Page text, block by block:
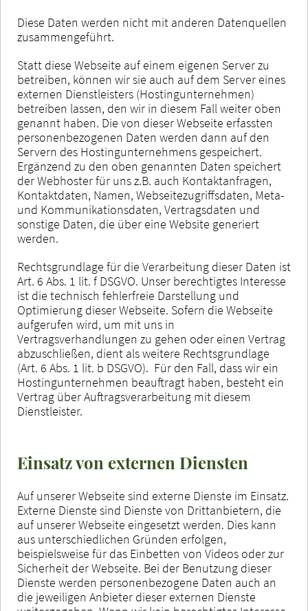
Diese Daten werden nicht mit anderen Datenquellen
zusammengeführt.
Statt diese Webseite auf einem eigenen Server zu
betreiben, können wir sie auch auf dem Server eines
externen Dienstleisters (Hostingunternehmen)
betreiben lassen, den wir in diesem Fall weiter oben
genannt haben. Die von dieser Webseite erfassten
personenbezogenen Daten werden dann auf den
Servern des Hostingunternehmens gespeichert.
Ergänzend zu den oben genannten Daten speichert
der Webhoster für uns z.B. auch Kontaktanfragen,
Kontaktdaten, Namen, Webseitezugriffsdaten, Meta-
und Kommunikationsdaten, Vertragsdaten und
sonstige Daten, die über eine Website generiert
werden.
Rechtsgrundlage für die Verarbeitung dieser Daten ist
Art. 6 Abs. 1 lit. f DSGVO. Unser berechtigtes Interesse
ist die technisch fehlerfreie Darstellung und
Optimierung dieser Webseite. Sofern die Webseite
aufgerufen wird, um mit uns in
Vertragsverhandlungen zu gehen oder einen Vertrag
abzuschließen, dient als weitere Rechtsgrundlage
(Art. 6 Abs. 1 lit. b DSGVO). Für den Fall, dass wir ein
Hostingunternehmen beauftragt haben, besteht ein
Vertrag über Auftragsverarbeitung mit diesem
Dienstleister.
Einsatz von externen Diensten
Auf unserer Webseite sind externe Dienste im Einsatz.
Externe Dienste sind Dienste von Drittanbietern, die
auf unserer Webseite eingesetzt werden. Dies kann
aus unterschiedlichen Gründen erfolgen,
beispielsweise für das Einbetten von Videos oder zur
Sicherheit der Webseite. Bei der Benutzung dieser
Dienste werden personenbezogene Daten auch an
die jeweiligen Anbieter dieser externen Dienste